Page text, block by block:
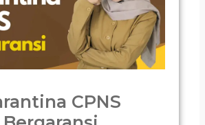
CPNS